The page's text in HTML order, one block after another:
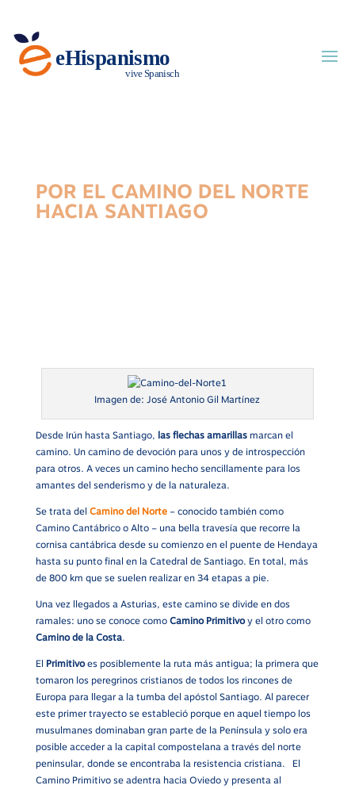
POR EL CAMINO DEL NORTE
HACIA SANTIAGO
Imagen de: José Antonio Gil Martínez
Desde Irún hasta Santiago, las flechas amarillasmarcan el
camino. Un camino de devoción para unos y de introspección
para otros. A veces un camino hecho sencillamente para los
amantes del senderismo y de la naturaleza.
Se trata del Camino del Norte– conocido también como
Camino Cantábrico o Alto – una bella travesía que recorre la
cornisa cantábrica desde su comienzo en el puente de Hendaya
hasta su punto final en la Catedral de Santiago. En total, más
de 800 km que se suelen realizar en 34 etapas a pie.
Una vez llegados a Asturias, este camino se divide en dos
ramales: uno se conoce como Camino Primitivoy el otro como
Camino de la Costa.
El Primitivoes posiblemente la ruta más antigua; la primera que
tomaron los peregrinos cristianos de todos los rincones de
Europa para llegar a la tumba del apóstol Santiago. Al parecer
este primer trayecto se estableció porque en aquel tiempo los
musulmanes dominaban gran parte de la Península y solo era
posible acceder a la capital compostelana a través del norte
peninsular, donde se encontraba la resistencia cristiana. El
Camino Primitivo se adentra hacia Oviedo y presenta al